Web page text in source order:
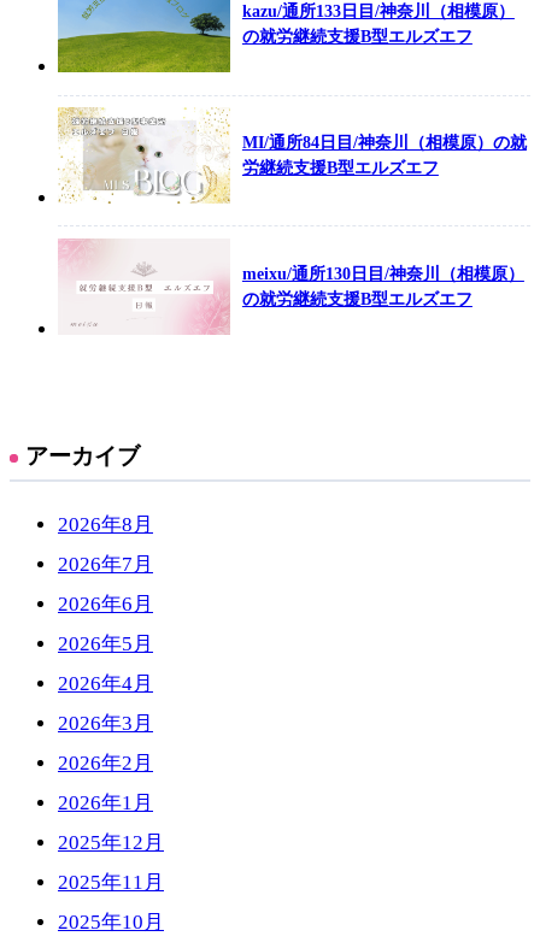
kazu/通所133日目/神奈川（相模原）
の就労継続支援B型エルズエフ
MI/通所84日目/神奈川（相模原）の就
労継続支援B型エルズエフ
meixu/通所130日目/神奈川（相模原）
の就労継続支援B型エルズエフ
アーカイブ
2026年8月
2026年7月
2026年6月
2026年5月
2026年4月
2026年3月
2026年2月
2026年1月
2025年12月
2025年11月
2025年10月